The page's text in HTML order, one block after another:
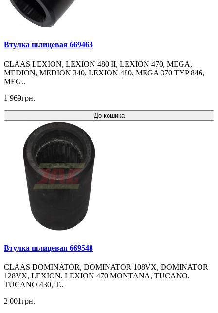
Втулка шлицевая 669463
CLAAS LEXION, LEXION 480 II, LEXION 470, MEGA,
MEDION, MEDION 340, LEXION 480, MEGA 370 TYP 846,
MEG..
1 969грн.
До кошика
Втулка шлицевая 669548
CLAAS DOMINATOR, DOMINATOR 108VX, DOMINATOR
128VX, LEXION, LEXION 470 MONTANA, TUCANO,
TUCANO 430, T..
2 001грн.